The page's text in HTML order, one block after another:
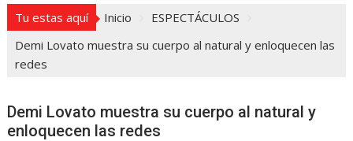
Tu estas aquí Inicio
ESPECTÁCULOS
Demi Lovato muestra su cuerpo al natural y enloquecen las
redes
Demi Lovato muestra su cuerpo al natural y
enloquecen las redes